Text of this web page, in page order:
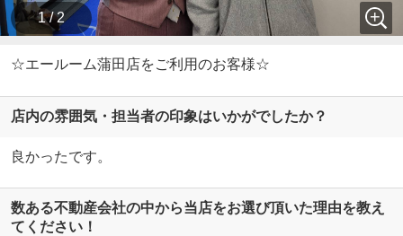
1 / 2
☆エールーム蒲田店をご利用のお客様☆
店内の雰囲気・担当者の印象はいかがでしたか？
良かったです。
数ある不動産会社の中から当店をお選び頂いた理由を教え
てください！